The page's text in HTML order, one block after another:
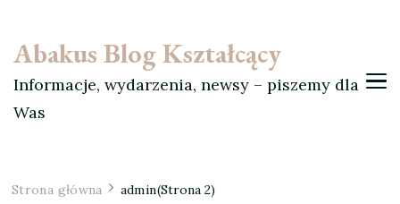
Abakus Blog Kształcący
Informacje, wydarzenia, newsy – piszemy dla
Was
Strona główna admin(Strona 2)